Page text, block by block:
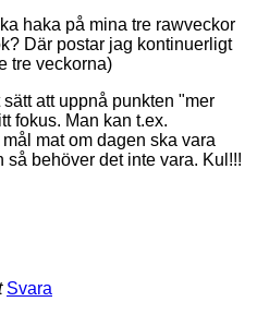
haka på mina tre rawveckor
Där postar jag kontinuerligt
tre veckorna)
att uppnå punkten "mer
fokus. Man kan t.ex.
mat om dagen ska vara
så behöver det inte vara. Kul!!!
Svara